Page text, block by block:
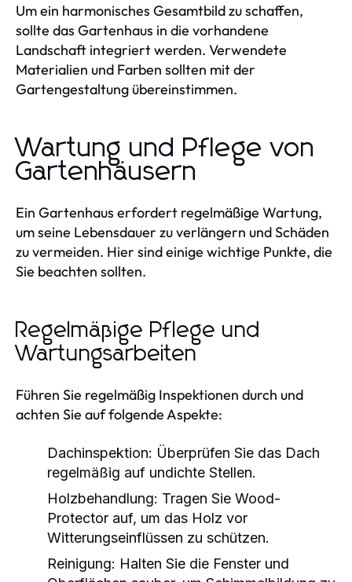
Um ein harmonisches Gesamtbild zu schaffen,
sollte das Gartenhaus in die vorhandene
Landschaft integriert werden. Verwendete
Materialien und Farben sollten mit der
Gartengestaltung übereinstimmen.
Wartung und Pflege von
Gartenhäusern
Ein Gartenhaus erfordert regelmäßige Wartung,
um seine Lebensdauer zu verlängern und Schäden
zu vermeiden. Hier sind einige wichtige Punkte, die
Sie beachten sollten.
Regelmäßige Pflege und
Wartungsarbeiten
Führen Sie regelmäßig Inspektionen durch und
achten Sie auf folgende Aspekte:
Dachinspektion: Überprüfen Sie das Dach
regelmäßig auf undichte Stellen.
Holzbehandlung: Tragen Sie Wood-
Protector auf, um das Holz vor
Witterungseinflüssen zu schützen.
Reinigung: Halten Sie die Fenster und